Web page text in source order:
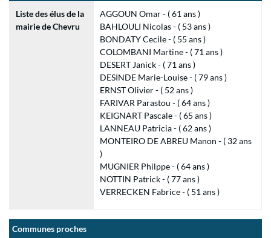
Liste des élus de la
mairie de Chevru
AGGOUN Omar - ( 61 ans )
BAHLOULI Nicolas - ( 53 ans )
BONDATY Cecile - ( 55 ans )
COLOMBANI Martine - ( 71 ans )
DESERT Janick - ( 71 ans )
DESINDE Marie-Louise - ( 79 ans )
ERNST Olivier - ( 52 ans )
FARIVAR Parastou - ( 64 ans )
KEIGNART Pascale - ( 65 ans )
LANNEAU Patricia - ( 62 ans )
MONTEIRO DE ABREU Manon - ( 32 ans
)
MUGNIER Philppe - ( 64 ans )
NOTTIN Patrick - ( 77 ans )
VERRECKEN Fabrice - ( 51 ans )
Communes proches